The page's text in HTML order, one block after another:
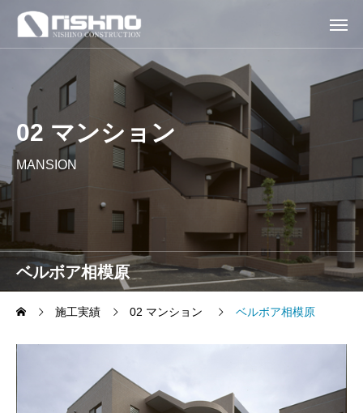
ベルボア相模原
02 マンション
MANSION
施工実績 02 マンション ベルボア相模原